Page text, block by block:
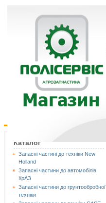
Каталог
Запасні частині до техніки New
Holland
Запасні частини до автомобілів
КрАЗ
Запасні частини до грунтообробної
техніки